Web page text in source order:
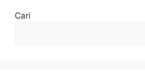
Cari